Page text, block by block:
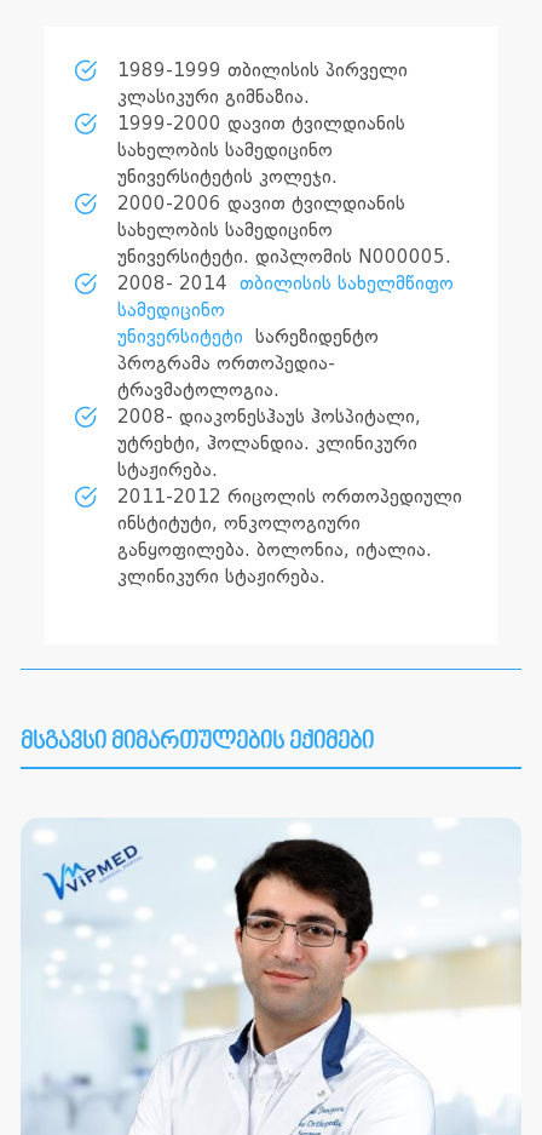
1989-1999 თბილისის პირველი
კლასიკური გიმნაზია.
1999-2000 დავით ტვილდიანის
სახელობის სამედიცინო
უნივერსიტეტის კოლეჯი.
2000-2006 დავით ტვილდიანის
სახელობის სამედიცინო
უნივერსიტეტი. დიპლომის N000005.
2008- 2014
თბილისის სახელმწიფო
სამედიცინო
უნივერსიტეტი
სარეზიდენტო
პროგრამა ორთოპედია-
ტრავმატოლოგია.
2008- დიაკონესჰაუს ჰოსპიტალი,
უტრეხტი, ჰოლანდია. კლინიკური
სტაჟირება.
2011-2012 რიცოლის ორთოპედიული
ინსტიტუტი, ონკოლოგიური
განყოფილება. ბოლონია, იტალია.
კლინიკური სტაჟირება.
მსგავსი მიმართულების ექიმები